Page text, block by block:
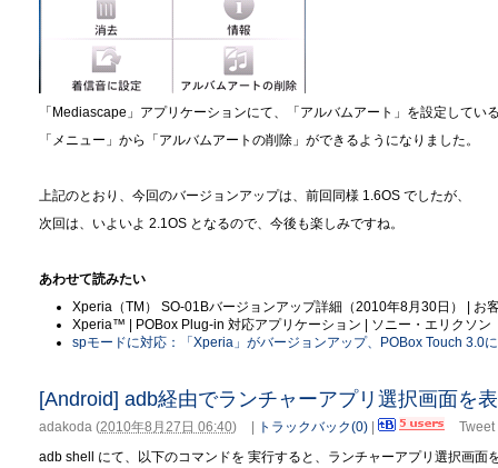
「Mediascape」アプリケーションにて、「アルバムアート」を設定してい
「メニュー」から「アルバムアートの削除」ができるようになりました。
上記のとおり、今回のバージョンアップは、前回同様 1.6OS でしたが、
次回は、いよいよ 2.1OS となるので、今後も楽しみですね。
あわせて読みたい
Xperia（TM） SO-01Bバージョンアップ詳細（2010年8月30日） | お
Xperia™ | POBox Plug-in 対応アプリケーション | ソニー・エリクソン
spモードに対応：「Xperia」がバージョンアップ、POBox Touch 3.0
[Android] adb経由でランチャーアプリ選択画面を
adakoda (2010年8月27日 06:40) | トラックバック(0) |
Tweet
adb shell にて、以下のコマンドを 実行すると、ランチャーアプリ選択画面